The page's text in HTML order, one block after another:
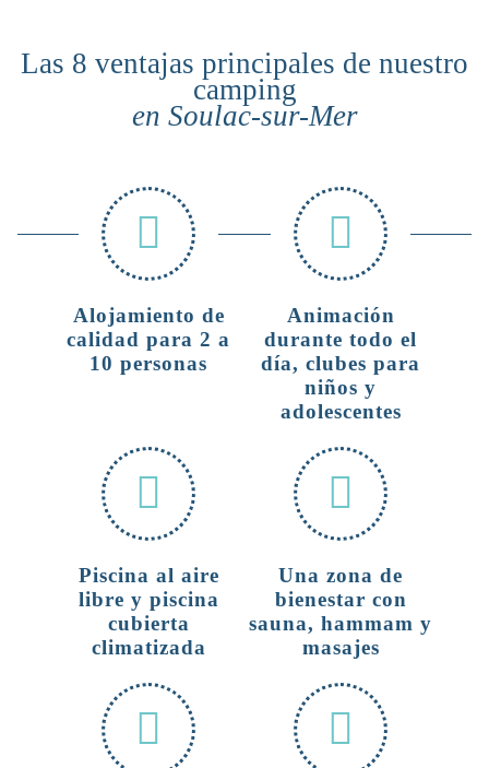
Las 8 ventajas principales de nuestro
camping
en Soulac-sur-Mer
Alojamiento de
calidad para 2 a
10 personas
Animación
durante todo el
día, clubes para
niños y
adolescentes
Piscina al aire
libre y piscina
cubierta
climatizada
Una zona de
bienestar con
sauna, hammam y
masajes